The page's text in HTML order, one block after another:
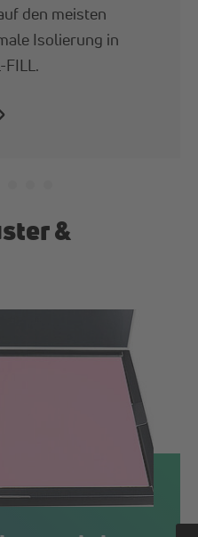
den meisten
Isolierung in
FILL.
&